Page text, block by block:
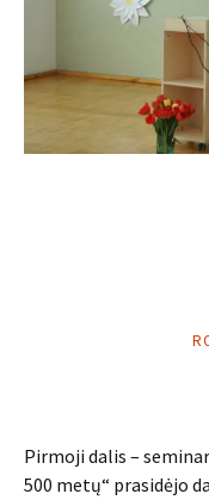
Pirmoji dalis –
500 metų“ prasidėjo